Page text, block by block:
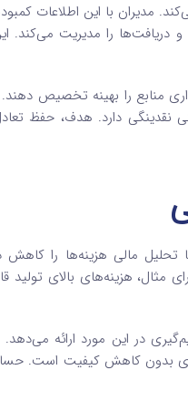
مدیران با این اطلاعات
را مدیریت می‌کند.
منابع را بهینه تخصیص
نقدینگی دارد. هدف، حفظ
تحلیل مالی هزینه‌ها را
هزینه‌های بالای تولید
در این مورد ارائه
بدون کاهش کیفیت است.